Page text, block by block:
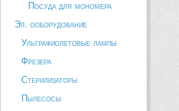
Посуда для мономера
Эл. ооборудование
Ультрафиолетовые лампы
Фрезера
Стерилизаторы
Пылесосы